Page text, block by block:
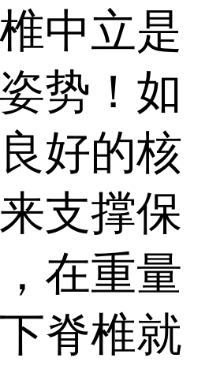
中立是
势！如
好的核
支撑保
在重量
脊椎就